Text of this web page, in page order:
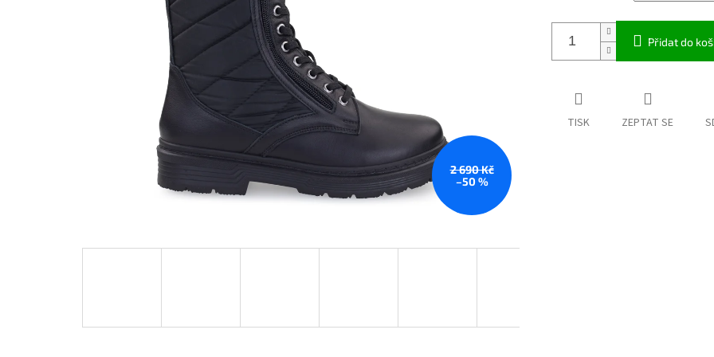
2 690 Kč
–50 %
Přidat do
TISK ZEPTAT SE